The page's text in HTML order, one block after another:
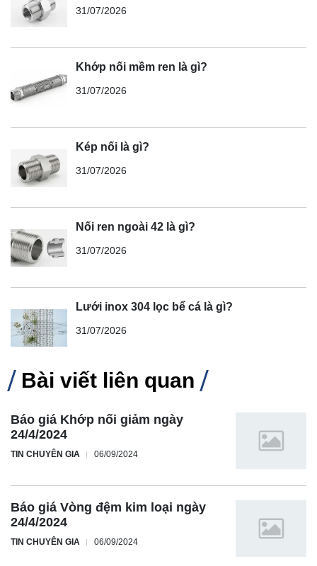
31/07/2026
Khớp nối mềm ren là gì?
31/07/2026
Kép nối là gì?
31/07/2026
Nối ren ngoài 42 là gì?
31/07/2026
Lưới inox 304 lọc bể cá là gì?
31/07/2026
Bài viết liên quan
Báo giá Khớp nối giảm ngày
24/4/2024
TIN CHUYÊN GIA 06/09/2024
Báo giá Vòng đệm kim loại ngày
24/4/2024
TIN CHUYÊN GIA 06/09/2024